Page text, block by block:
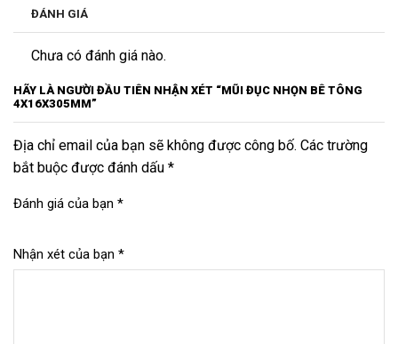
ĐÁNH GIÁ
Chưa có đánh giá nào.
HÃY LÀ NGƯỜI ĐẦU TIÊN NHẬN XÉT “MŨI ĐỤC NHỌN BÊ TÔNG
4X16X305MM”
Địa chỉ email của bạn sẽ không được công bố. Các trường
bắt buộc được đánh dấu *
Đánh giá của bạn *
Nhận xét của bạn *